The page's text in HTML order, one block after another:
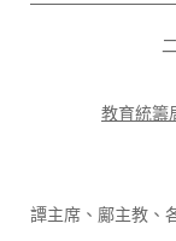
教育統籌
譚主席、鄺主教、